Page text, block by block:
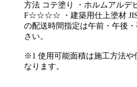
方法 コテ塗り ・ホルムアルデ
F☆☆☆☆ ・建築用仕上塗材
の配送時間指定は午前・午後
さい。
※1 使用可能面積は施工方法や
なります。